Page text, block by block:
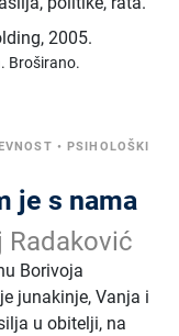
,2005.
Broširano.
• PSIHOLOŠKI
je s nama
Radaković
Borivoja
junakinje, Vanja i
u obitelji, na